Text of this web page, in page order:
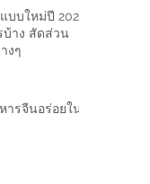
บบใหม่ปี 2024
บ้าง สัดส่วน
งๆ
ารจีนอร่อยใน